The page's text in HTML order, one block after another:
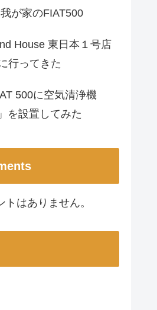
が家のFIAT500
House 東日本１号店
行ってきた
500に空気清浄機
を設置してみた
はありません。